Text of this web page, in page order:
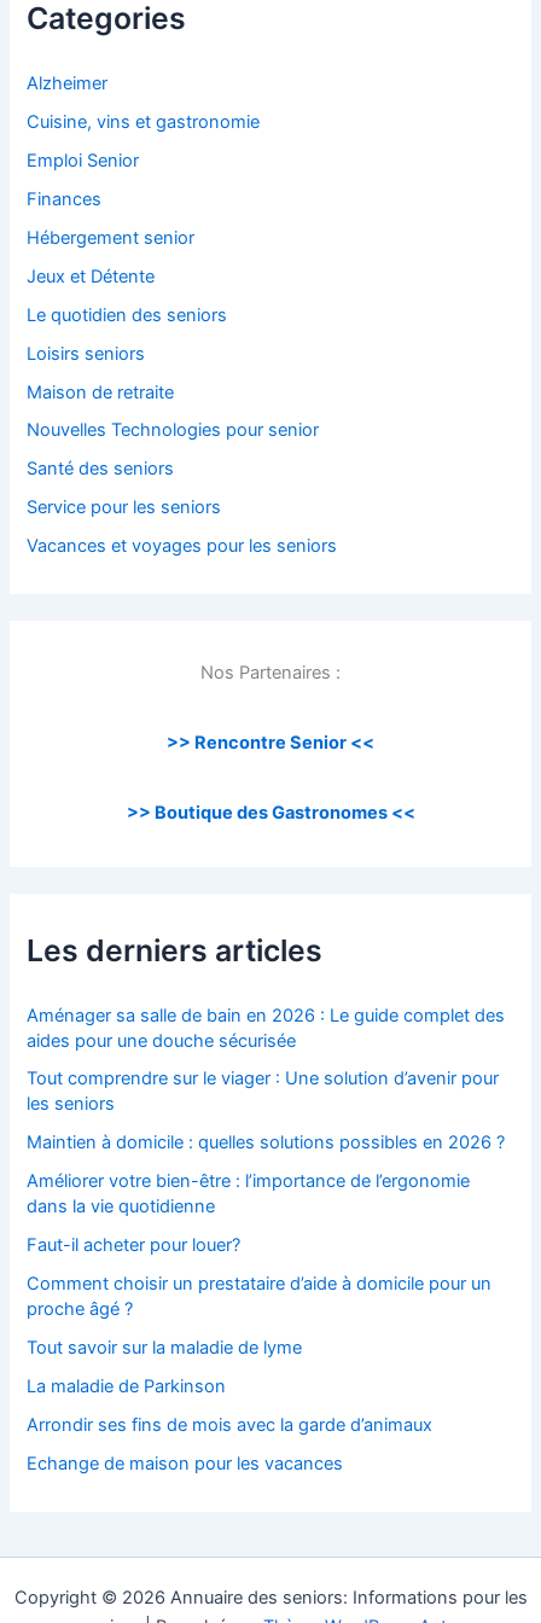
c
h
r
:
Categories
Alzheimer
Cuisine, vins et gastronomie
Emploi Senior
Finances
Hébergement senior
Jeux et Détente
Le quotidien des seniors
Loisirs seniors
Maison de retraite
Nouvelles Technologies pour senior
Santé des seniors
Service pour les seniors
Vacances et voyages pour les seniors
Nos Partenaires :
>> Rencontre Senior <<
>> Boutique des Gastronomes <<
Les derniers articles
Aménager sa salle de bain en 2026 : Le guide complet des
aides pour une douche sécurisée
Tout comprendre sur le viager : Une solution d’avenir pour
les seniors
Maintien à domicile : quelles solutions possibles en 2026 ?
Améliorer votre bien-être : l’importance de l’ergonomie
dans la vie quotidienne
Faut-il acheter pour louer?
Comment choisir un prestataire d’aide à domicile pour un
proche âgé ?
Tout savoir sur la maladie de lyme
La maladie de Parkinson
Arrondir ses fins de mois avec la garde d’animaux
Echange de maison pour les vacances
Copyright © 2026 Annuaire des seniors: Informations pour les